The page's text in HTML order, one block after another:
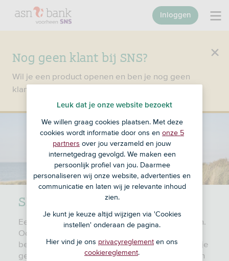
Nog geen klant bij SNS?
Wil je een product openen en ben je nog geen
klant bij SNS?
Inloggen
SNS On­ge­val­len­ver­ze­ke­ring
Een ernstig ongeluk kan grote gevolgen hebben.
Ook financieel. Met de ongevallenverzekering
beperk je de financiële gevolgen voor jezelf en je
gezinsleden bij blijvende invaliditeit of overlijden
Leuk dat je onze website bezoekt
We willen graag cookies plaatsen. Met deze
cookies wordt informatie door ons en onze 5
partners over jou verzameld en jouw
internetgedrag gevolgd. We maken een
persoonlijk profiel van jou. Daarmee
personaliseren wij onze website, advertenties en
communicatie en laten wij je relevante inhoud
zien.
Je kunt je keuze altijd wijzigen via 'Cookies
instellen' onderaan de pagina.
Hier vind je ons privacyreglement en ons
cookiereglement.